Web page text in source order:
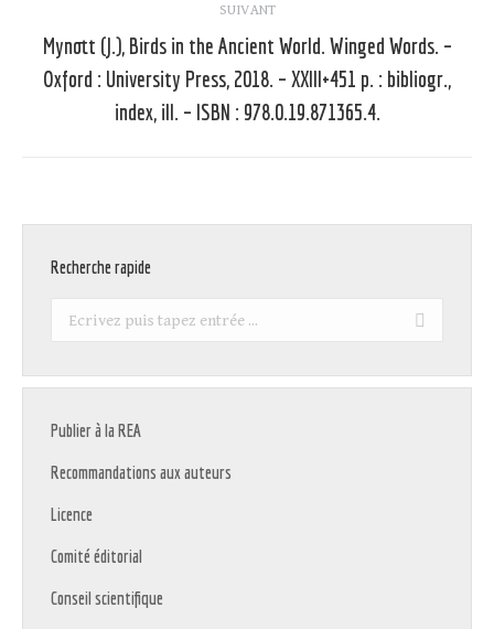
:
SUIVANT
Article
suivant
Mynott (J.), Birds in the Ancient World. Winged Words. –
Oxford : University Press, 2018. – XXIII+451 p. : bibliogr.,
index, ill. – ISBN : 978.0.19.871365.4.
Recherche rapide
Recherche
Publier à la REA
Recommandations aux auteurs
Licence
Comité éditorial
Conseil scientifique